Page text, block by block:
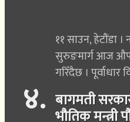
११ साउन, हेटौंडा ।
सुरुङमार्ग आज
गरिँदैछ । पूर्वाधार
बागमती
भौतिक मन्त्री
४.